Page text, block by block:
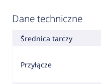
Dane techniczne
Średnica tarczy
Przyłącze